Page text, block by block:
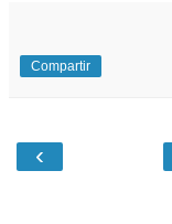
Compartir
‹